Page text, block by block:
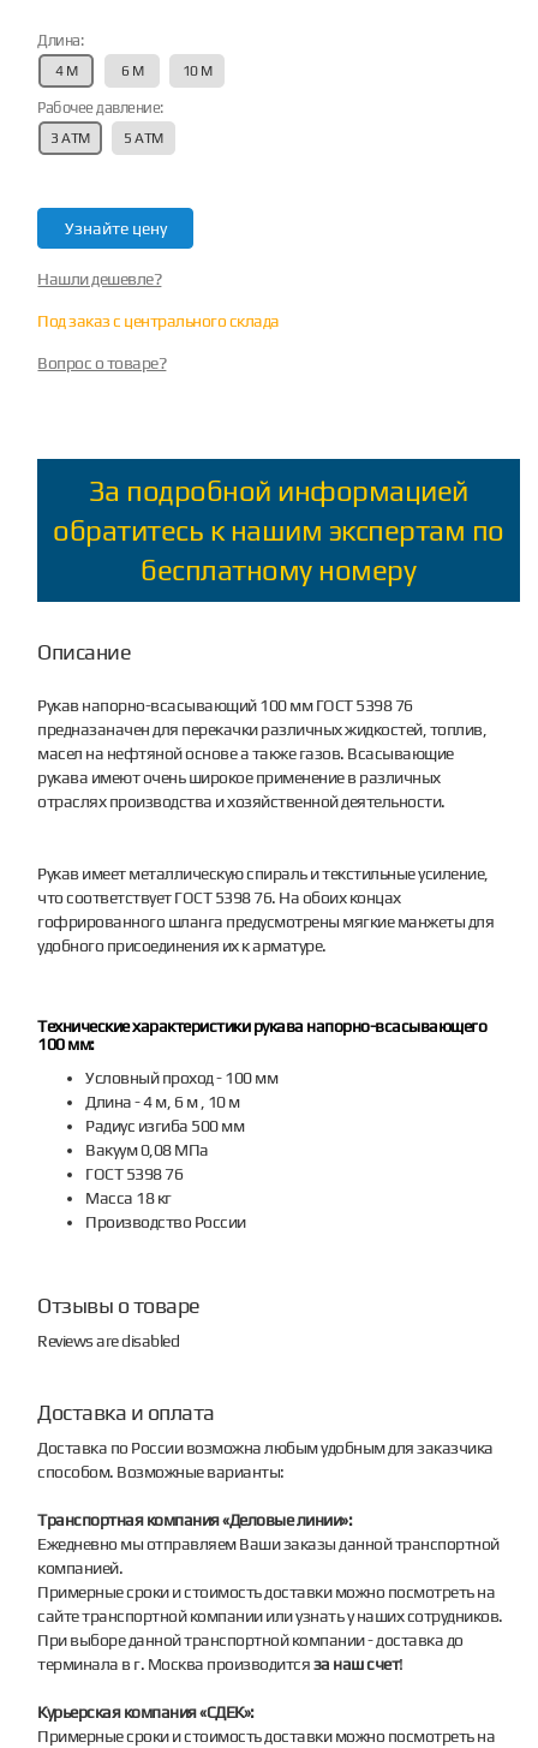
Длина:
4 М 6 М 10 М
Рабочее давление:
3 АТМ 5 АТМ
Узнайте цену
Нашли дешевле?
Под заказ с центрального склада
Вопрос о товаре?
За подробной информацией
обратитесь к нашим экспертам по
бесплатному номеру
Описание
Рукав напорно-всасывающий 100 мм ГОСТ 5398 76
предназаначен для перекачки различных жидкостей, топлив,
масел на нефтяной основе а также газов. Всасывающие
рукава имеют очень широкое применение в различных
отраслях производства и хозяйственной деятельности.
Рукав имеет металлическую спираль и текстильные усиление,
что соответствует ГОСТ 5398 76. На обоих концах
гофрированного шланга предусмотрены мягкие манжеты для
удобного присоединения их к арматуре.
Технические характеристики рукава напорно-всасывающего
100 мм:
Условный проход - 100 мм
Длина - 4 м, 6 м , 10 м
Радиус изгиба 500 мм
Вакуум 0,08 МПа
ГОСТ 5398 76
Масса 18 кг
Производство России
Отзывы о товаре
Reviews are disabled
Доставка и оплата
Доставка по России возможна любым удобным для заказчика
способом. Возможные варианты:
Транспортная компания «Деловые линии»:
Ежедневно мы отправляем Ваши заказы данной транспортной
компанией.
Примерные сроки и стоимость доставки можно посмотреть на
сайте транспортной компании или узнать у наших сотрудников.
При выборе данной транспортной компании - доставка до
терминала в г. Москва производитсяза наш счет!
Курьерская компания «СДЕК»:
Примерные сроки и стоимость доставки можно посмотреть на